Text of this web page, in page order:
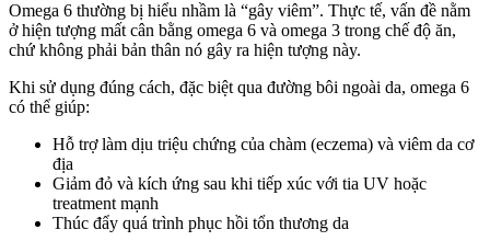
Omega 6 thường bị hiểu nhầm là “gây viêm”. Thực tế, vấn đề nằm
ở hiện tượng mất cân bằng omega 6 và omega 3 trong chế độ ăn,
chứ không phải bản thân nó gây ra hiện tượng này.
Khi sử dụng đúng cách, đặc biệt qua đường bôi ngoài da, omega 6
có thể giúp:
Hỗ trợ làm dịu triệu chứng của chàm (eczema) và viêm da cơ
địa
Giảm đỏ và kích ứng sau khi tiếp xúc với tia UV hoặc
treatment mạnh
Thúc đẩy quá trình phục hồi tổn thương da